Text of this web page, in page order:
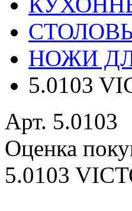
НОЖИ
5.0103
Арт. 5.0103
Оценка
5.0103